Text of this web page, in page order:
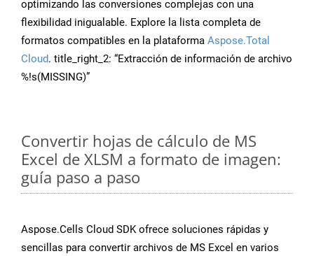
optimizando las conversiones complejas con una
flexibilidad inigualable. Explore la lista completa de
formatos compatibles en la plataforma Aspose.Total
Cloud. title_right_2: “Extracción de información de archivo
%!s(MISSING)”
Convertir hojas de cálculo de MS
Excel de XLSM a formato de imagen:
guía paso a paso
Aspose.Cells Cloud SDK ofrece soluciones rápidas y
sencillas para convertir archivos de MS Excel en varios